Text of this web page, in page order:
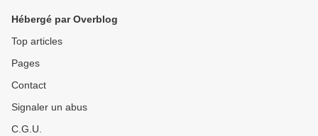
Hébergé par Overblog
Top articles
Pages
Contact
Signaler un abus
C.G.U.